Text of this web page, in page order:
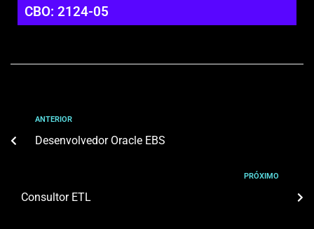
CBO: 2124-05
ANTERIOR
Desenvolvedor Oracle EBS
PRÓXIMO
Consultor ETL